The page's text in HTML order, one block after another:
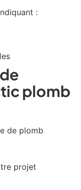
:
plomb
de plomb
projet